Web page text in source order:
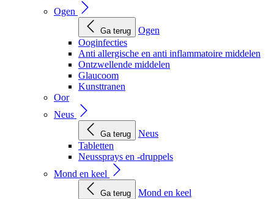
Ogen
Ga terug
Ogen
Ooginfecties
Anti allergische en anti inflammatoire middelen
Ontzwellende middelen
Glaucoom
Kunsttranen
Oor
Neus
Ga terug
Neus
Tabletten
Neussprays en -druppels
Mond en keel
Ga terug
Mond en keel